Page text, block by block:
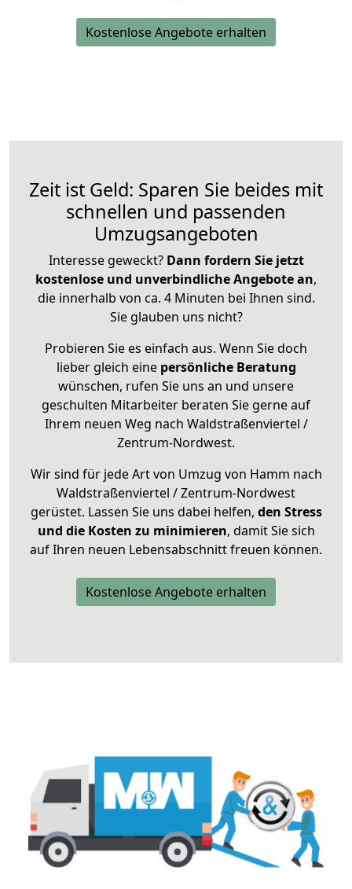
Kostenlose Angebote erhalten
Zeit ist Geld: Sparen Sie beides mit
schnellen und passenden
Umzugsangeboten
Interesse geweckt? Dann fordern Sie jetzt
kostenlose und unverbindliche Angebote an,
die innerhalb von ca. 4 Minuten bei Ihnen sind.
Sie glauben uns nicht?
Probieren Sie es einfach aus. Wenn Sie doch
lieber gleich eine persönliche Beratung
wünschen, rufen Sie uns an und unsere
geschulten Mitarbeiter beraten Sie gerne auf
Ihrem neuen Weg nach Waldstraßenviertel /
Zentrum-Nordwest.
Wir sind für jede Art von Umzug von Hamm nach
Waldstraßenviertel / Zentrum-Nordwest
gerüstet. Lassen Sie uns dabei helfen, den Stress
und die Kosten zu minimieren, damit Sie sich
auf Ihren neuen Lebensabschnitt freuen können.
Kostenlose Angebote erhalten